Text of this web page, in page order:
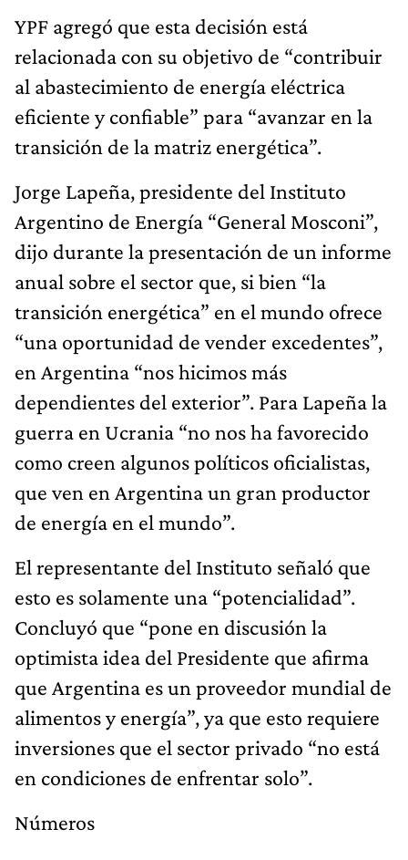
YPF agregó que esta decisión está
relacionada con su objetivo de “contribuir
al abastecimiento de energía eléctrica
eficiente y confiable” para “avanzar en la
transición de la matriz energética”.
Jorge Lapeña, presidente del Instituto
Argentino de Energía “General Mosconi”,
dijo durante la presentación de un informe
anual sobre el sector que, si bien “la
transición energética” en el mundo ofrece
“una oportunidad de vender excedentes”,
en Argentina “nos hicimos más
dependientes del exterior”. Para Lapeña la
guerra en Ucrania “no nos ha favorecido
como creen algunos políticos oficialistas,
que ven en Argentina un gran productor
de energía en el mundo”.
El representante del Instituto señaló que
esto es solamente una “potencialidad”.
Concluyó que “pone en discusión la
optimista idea del Presidente que afirma
que Argentina es un proveedor mundial de
alimentos y energía”, ya que esto requiere
inversiones que el sector privado “no está
en condiciones de enfrentar solo”.
Números